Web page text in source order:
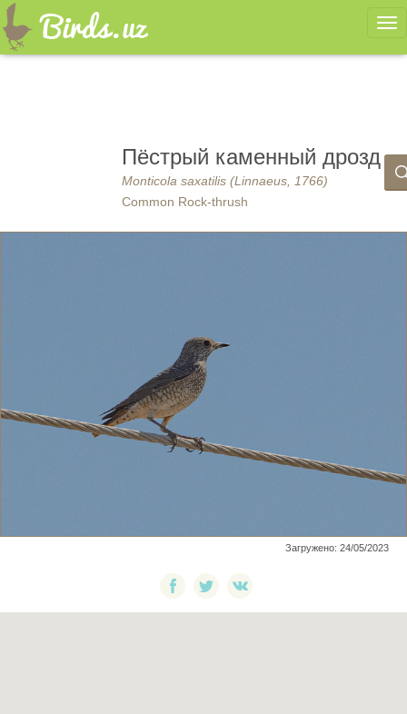
Пёстрый каменный дрозд
Monticola saxatilis (Linnaeus, 1766)
Common Rock-thrush
Загружено: 24/05/2023